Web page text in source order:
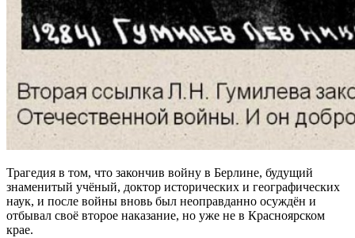
Трагедия в том, что закончив войну в Берлине, будущий
знаменитый учёный, доктор исторических и географических
наук, и после войны вновь был неоправданно осуждён и
отбывал своё второе наказание, но уже не в Красноярском
крае.